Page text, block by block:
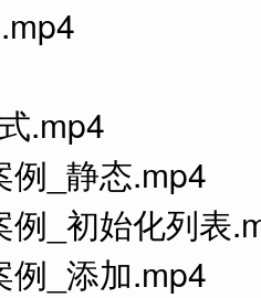
.mp4
例_静态.mp4
例_初始化列表
例_添加.mp4